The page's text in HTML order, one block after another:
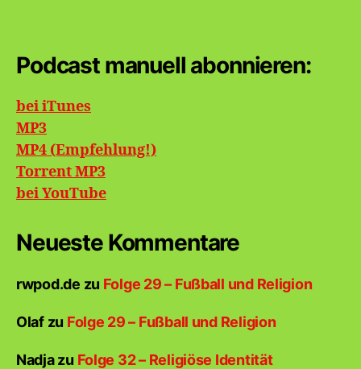
Podcast manuell abonnieren:
bei iTunes
MP3
MP4 (Empfehlung!)
Torrent MP3
beiYouTube
Neueste Kommentare
rwpod.de zu Folge 29 – Fußball und Religion
Olafzu Folge 29 – Fußball und Religion
Nadjazu Folge 32 – Religiöse Identität